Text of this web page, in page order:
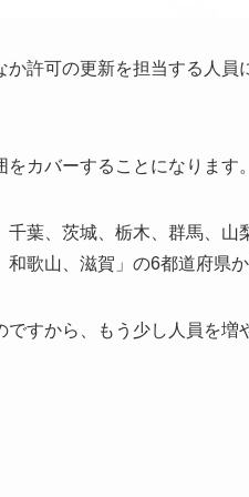
か許可の更新を担当する人員
カバーすることになります。
葉、茨城、栃木、群馬、山
歌山、滋賀」の6都道府県
すから、もう少し人員を増